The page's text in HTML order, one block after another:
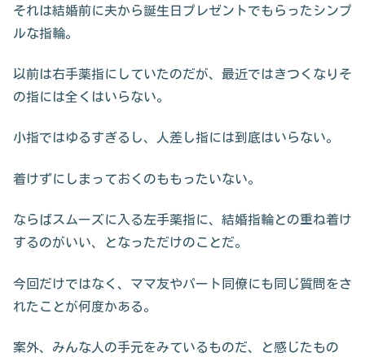
それは結婚前に夫から誕生日プレゼントでもらったシンプ
ルな指輪。
以前は右手薬指にしていたのだが、最近ではきつくなりそ
の指には全くはいらない。
小指ではゆるすぎるし、人差し指には到底はいらない。
着けずにしまっておくのももったいない。
ならばスムーズに入る左手薬指に、結婚指輪との重ね着け
するのがいい、となっただけのことだ。
今回だけではなく、ママ友やパート同僚にも同じ質問をさ
れたことが何度かある。
案外、みんな人の手元をみているものだ、と感じたもの